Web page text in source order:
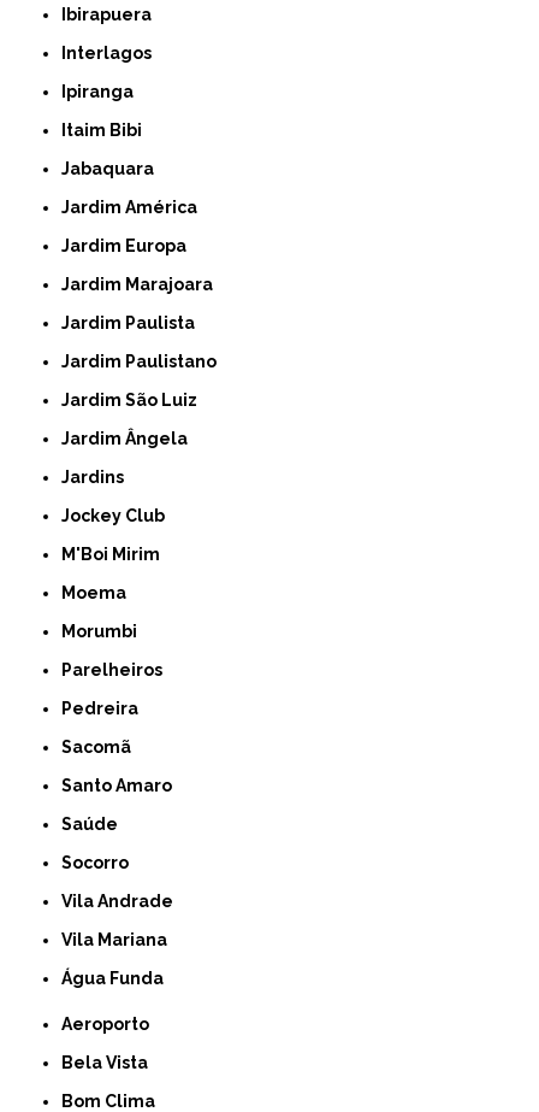
Ibirapuera
Interlagos
Ipiranga
Itaim Bibi
Jabaquara
Jardim América
Jardim Europa
Jardim Marajoara
Jardim Paulista
Jardim Paulistano
Jardim São Luiz
Jardim Ângela
Jardins
Jockey Club
M'Boi Mirim
Moema
Morumbi
Parelheiros
Pedreira
Sacomã
Santo Amaro
Saúde
Socorro
Vila Andrade
Vila Mariana
Água Funda
Aeroporto
Bela Vista
Bom Clima